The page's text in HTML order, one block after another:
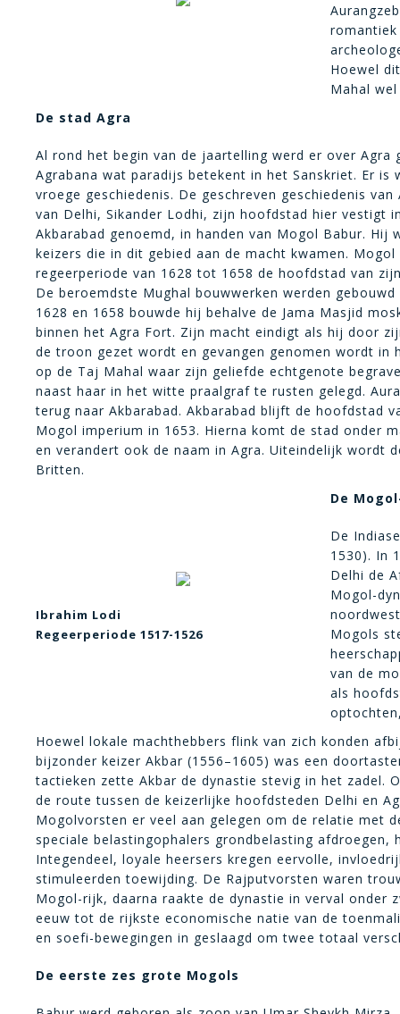
Hoewel
Mahal
De stad Agra
Al rond het begin van de jaartelling werd er over Agra
Agrabana wat paradijs betekent in het Sanskriet. Er is
vroege geschiedenis. De geschreven geschiedenis
van Delhi, Sikander Lodhi, zijn hoofdstad hier vestigt
Akbarabad genoemd, in handen van Mogol Babur. Hij
keizers die in dit gebied aan de macht kwamen.
regeerperiode van 1628 tot 1658 de hoofdstad van
De beroemdste Mughal bouwwerken werden
1628 en 1658 bouwde hij behalve de Jama Masjid
binnen het Agra Fort. Zijn macht eindigt als hij door
de troon gezet wordt en gevangen genomen wordt
op de Taj Mahal waar zijn geliefde echtgenote
naast haar in het witte praalgraf te rusten gelegd.
terug naar Akbarabad. Akbarabad blijft de hoofdstad
Mogol imperium in 1653. Hierna komt de stad onder
en verandert ook de naam in Agra. Uiteindelijk wordt
Britten.
Ibrahim Lodi
Regeerperiode 1517-1526
De
De
1530). In
Delhi de
Mogol-
Mogols
van de
als
Hoewel lokale machthebbers flink van zich konden
bijzonder keizer Akbar (1556–1605) was een
tactieken zette Akbar de dynastie stevig in het zadel.
de route tussen de keizerlijke hoofdsteden Delhi en
Mogolvorsten er veel aan gelegen om de relatie met
speciale belastingophalers grondbelasting
Integendeel, loyale heersers kregen eervolle,
stimuleerden toewijding. De Rajputvorsten waren
Mogol-rijk, daarna raakte de dynastie in verval onder
eeuw tot de rijkste economische natie van de
en soefi-bewegingen in geslaagd om twee totaal
De eerste zes grote Mogols